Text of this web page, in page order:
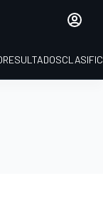
RESULTADOS